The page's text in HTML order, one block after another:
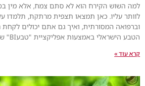
למה השוש הקירח הוא לא סתם צמח, אלא מין
לוותר עליו. כאן תמצאו תצפית מרתקת, תלמדו
וברפואה המסורתית, ואיך גם אתם יכולים
הטבע הישראלי באמצעות אפליקציית "טבעBI" של רשות הטבע והגנים.
קרא עוד »